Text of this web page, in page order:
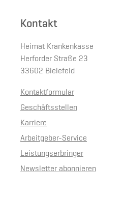
Kontakt
Heimat Krankenkasse
Herforder Straße 23
33602 Bielefeld
Kontaktformular
Geschäftsstellen
Karriere
Arbeitgeber-Service
Leistungserbringer
Newsletter abonnieren